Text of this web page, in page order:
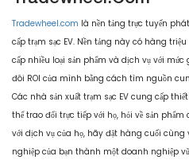
Tradewheel.com là nền tảng trực tuyến
cấp trạm sạc EV. Nền tảng này có hàng
cấp nhiều loại sản phẩm và dịch vụ với
đôi ROI của mình bằng cách tìm nguồn
Các nhà sản xuất trạm sạc EV cung cấp
thể trao đổi trực tiếp với họ, hỏi về sản
với dịch vụ của họ, hãy đặt hàng cuối
nghiệp của bạn thành một doanh nghiệp